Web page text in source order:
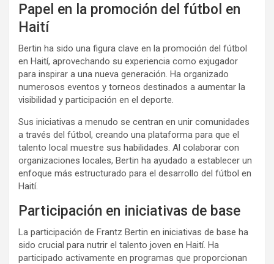
Papel en la promoción del fútbol en
Haití
Bertin ha sido una figura clave en la promoción del fútbol
en Haití, aprovechando su experiencia como exjugador
para inspirar a una nueva generación. Ha organizado
numerosos eventos y torneos destinados a aumentar la
visibilidad y participación en el deporte.
Sus iniciativas a menudo se centran en unir comunidades
a través del fútbol, creando una plataforma para que el
talento local muestre sus habilidades. Al colaborar con
organizaciones locales, Bertin ha ayudado a establecer un
enfoque más estructurado para el desarrollo del fútbol en
Haití.
Participación en iniciativas de base
La participación de Frantz Bertin en iniciativas de base ha
sido crucial para nutrir el talento joven en Haití. Ha
participado activamente en programas que proporcionan